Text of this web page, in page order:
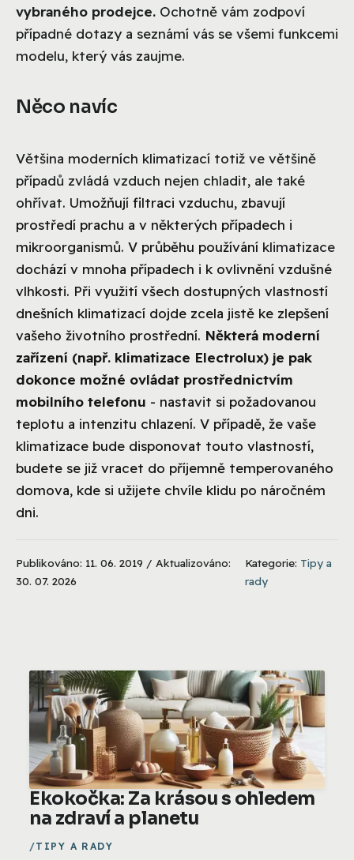
vybraného prodejce. Ochotně vám zodpoví
případné dotazy a seznámí vás se všemi funkcemi
modelu, který vás zaujme.
Něco navíc
Většina moderních klimatizací totiž ve většině
případů zvládá vzduch nejen chladit, ale také
ohřívat. Umožňují filtraci vzduchu, zbavují
prostředí prachu a v některých případech i
mikroorganismů. V průběhu používání klimatizace
dochází v mnoha případech i k ovlivnění vzdušné
vlhkosti. Při využití všech dostupných vlastností
dnešních klimatizací dojde zcela jistě ke zlepšení
vašeho životního prostřední. Některá moderní
zařízení (např. klimatizace Electrolux) je pak
dokonce možné ovládat prostřednictvím
mobilního telefonu - nastavit si požadovanou
teplotu a intenzitu chlazení. V případě, že vaše
klimatizace bude disponovat touto vlastností,
budete se již vracet do příjemně temperovaného
domova, kde si užijete chvíle klidu po náročném
dni.
Publikováno: 11. 06. 2019 / Aktualizováno:
30. 07. 2026
Kategorie: Tipy a
rady
Ekokočka: Za krásou s ohledem
na zdraví a planetu
TIPY A RADY